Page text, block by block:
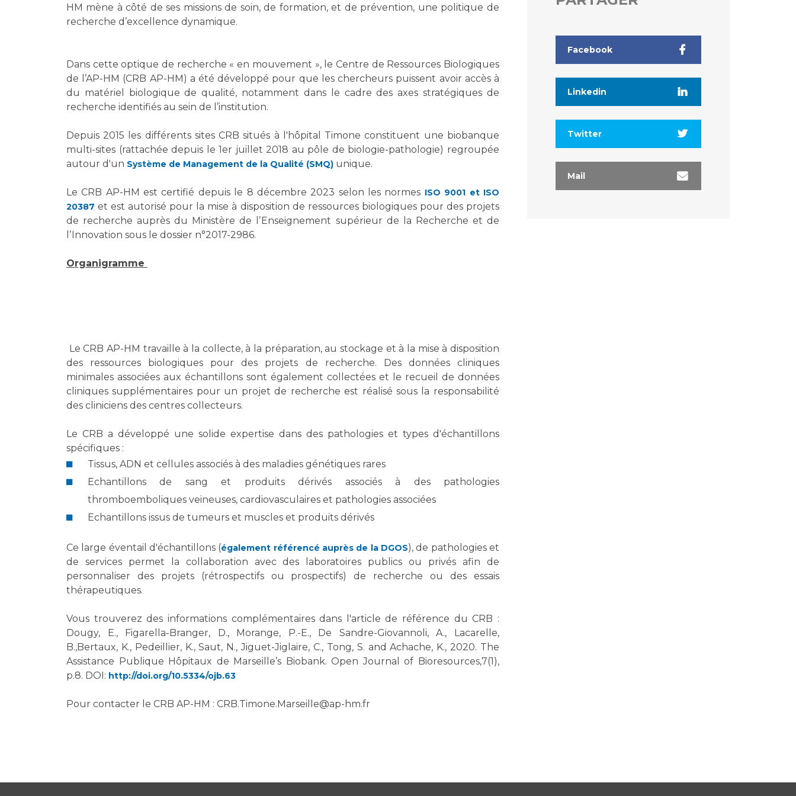
Laïcité et cultes
Les associations
Transports sanitaires
Vos droits, vos devoirs
Les structures de recherche
Maladies Rares
HM mène à côté de ses missions de soin, de formation, et de prévention, une politique de
recherche d’excellence dynamique.
Dans cette optique de recherche « en mouvement », le Centre de Ressources Biologiques
de l’AP-HM (CRB AP-HM) a été développé pour que les chercheurs puissent avoir accès à
du matériel biologique de qualité, notamment dans le cadre des axes stratégiques de
recherche identifiés au sein de l’institution.
Depuis 2015 les différents sites CRB situés à l'hôpital Timone constituent une biobanque
multi-sites (rattachée depuis le 1er juillet 2018 au pôle de biologie-pathologie) regroupée
autour d'un Système de Management de la Qualité (SMQ) unique.
Le CRB AP-HM est certifié depuis le 8 décembre 2023 selon les normes ISO 9001 et ISO
20387 et est autorisé pour la mise à disposition de ressources biologiques pour des projets
de recherche auprès du Ministère de lʼEnseignement supérieur de la Recherche et de
lʼInnovation sous le dossier n°2017-2986.
Organigramme
Le CRB AP-HM travaille à la collecte, à la préparation, au stockage et à la mise à disposition
des ressources biologiques pour des projets de recherche. Des données cliniques
minimales associées aux échantillons sont également collectées et le recueil de données
cliniques supplémentaires pour un projet de recherche est réalisé sous la responsabilité
des cliniciens des centres collecteurs.
Le CRB a développé une solide expertise dans des pathologies et types d'échantillons
spécifiques :
Tissus, ADN et cellules associés à des maladies génétiques rares
Echantillons de sang et produits dérivés associés à des pathologies
thromboemboliques veineuses, cardiovasculaires et pathologies associées
Echantillons issus de tumeurs et muscles et produits dérivés
Ce large éventail d'échantillons (également référencé auprès de la DGOS), de pathologies et
de services permet la collaboration avec des laboratoires publics ou privés afin de
personnaliser des projets (rétrospectifs ou prospectifs) de recherche ou des essais
thérapeutiques.
Vous trouverez des informations complémentaires dans l'article de référence du CRB :
Dougy, E., Figarella-Branger, D., Morange, P.-E., De Sandre-Giovannoli, A., Lacarelle,
B.,Bertaux, K., Pedeillier, K., Saut, N., Jiguet-Jiglaire, C., Tong, S. and Achache, K., 2020. The
Assistance Publique Hôpitaux de Marseille’s Biobank. Open Journal of Bioresources,7(1),
p.8. DOI: http://doi.org/10.5334/ojb.63
Pour contacter le CRB AP-HM : CRB.Timone.Marseille@ap-hm.fr
Facebook
Linkedin
Twitter
Mail